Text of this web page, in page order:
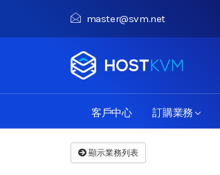
master@svm.net
客戶中心 訂購業務
顯示業務列表